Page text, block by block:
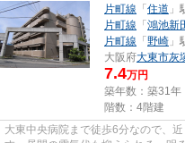
片町線 「 住道 」
片町線 「 鴻池新
片町線 「 野崎 」
大阪府大東市灰
7.4万円
築年数：築31年
階数：4階建
大東中央病院まで徒歩6分なので、